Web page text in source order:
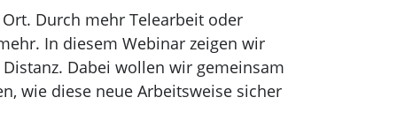
Durch mehr Telearbeit oder
In diesem Webinar zeigen wir
Dabei wollen wir gemeinsam
wie diese neue Arbeitsweise sicher